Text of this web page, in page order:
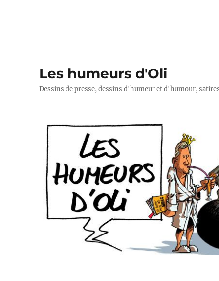
Les humeurs d'Oli
Dessins de presse, dessins d'humeur et d'humour,